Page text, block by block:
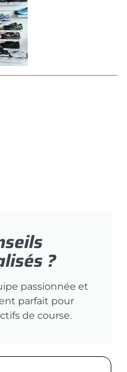
?
passionnée et
parfait pour
de course.